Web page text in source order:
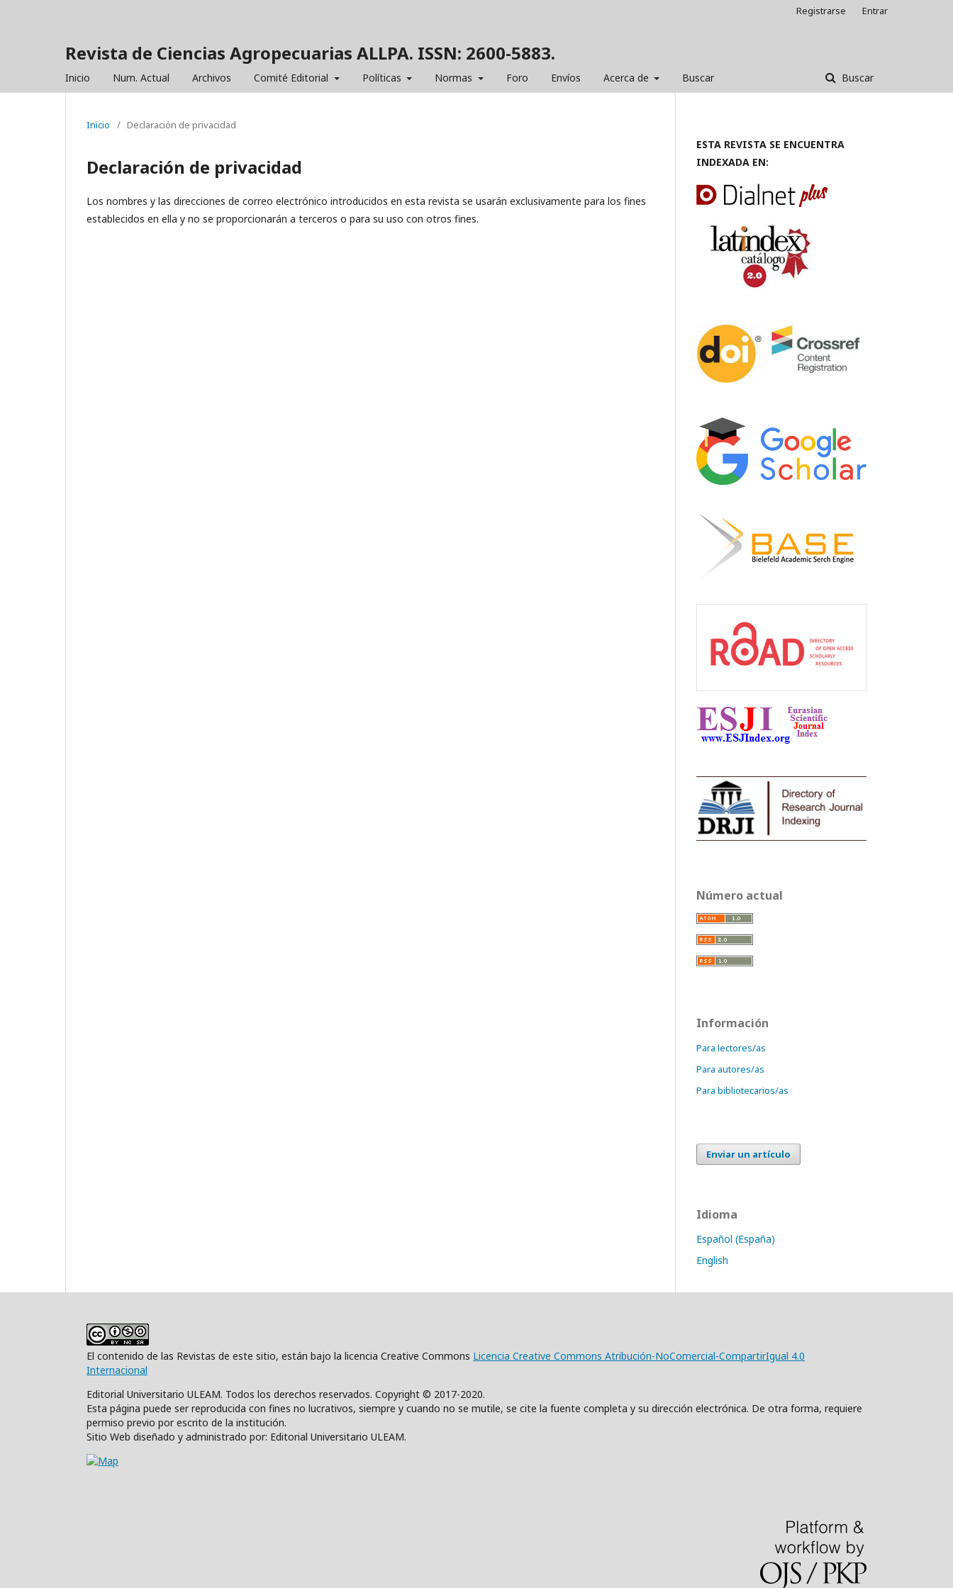
Revista de Ciencias Agropecuarias ALLPA. ISSN: 2600-5883.
Inicio Num. Actual Archivos Comité Editorial Políticas Normas Foro Envíos Acerca de Buscar Buscar
Registrarse Entrar
Inicio / Declaración de privacidad
Declaración de privacidad
Los nombres y las direcciones de correo electrónico introducidos en esta revista se usarán exclusivamente para los fines
establecidos en ella y no se proporcionarán a terceros o para su uso con otros fines.
ESTA REVISTA SE ENCUENTRA
INDEXADA EN:
Número actual
Información
Para lectores/as
Para autores/as
Para bibliotecarios/as
Enviar un artículo
Idioma
Español (España)
English
El contenido de las Revistas de este sitio, están bajo la licencia Creative Commons Licencia Creative Commons Atribución-NoComercial-CompartirIgual 4.0
Internacional
Editorial Universitario ULEAM. Todos los derechos reservados. Copyright © 2017-2020.
Esta página puede ser reproducida con fines no lucrativos, siempre y cuando no se mutile, se cite la fuente completa y su dirección electrónica. De otra forma, requiere
permiso previo por escrito de la institución.
Sitio Web diseñado y administrado por: Editorial Universitario ULEAM.